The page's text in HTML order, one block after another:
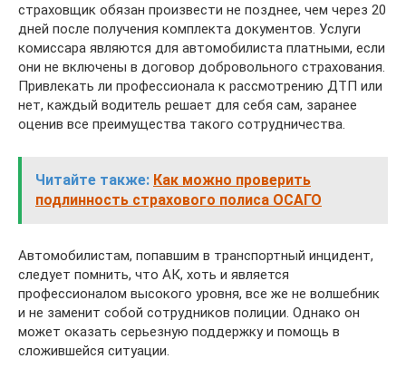
страховщик обязан произвести не позднее, чем через 20
дней после получения комплекта документов. Услуги
комиссара являются для автомобилиста платными, если
они не включены в договор добровольного страхования.
Привлекать ли профессионала к рассмотрению ДТП или
нет, каждый водитель решает для себя сам, заранее
оценив все преимущества такого сотрудничества.
Читайте также: Как можно проверить
подлинность страхового полиса ОСАГО
Автомобилистам, попавшим в транспортный инцидент,
следует помнить, что АК, хоть и является
профессионалом высокого уровня, все же не волшебник
и не заменит собой сотрудников полиции. Однако он
может оказать серьезную поддержку и помощь в
сложившейся ситуации.